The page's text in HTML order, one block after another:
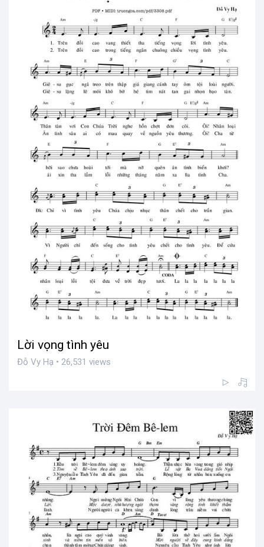
Lời vọng tình yêu
Đỗ Vy Hạ • 26,531 views